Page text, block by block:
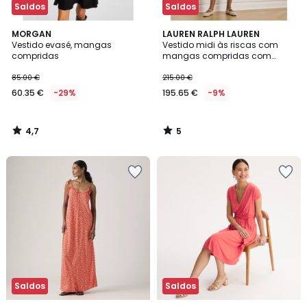
Saldos
MORGAN
Vestido evasé, mangas
compridas
85.00 €
60.35 € -29%
4,7
/ 5
4,7
/
Saldos
LAUREN RALPH LAUREN
Vestido midi às riscas com
mangas compridas com
215.00 €
195.65 € -9%
5
/
5
5
/
Saldos Saldos